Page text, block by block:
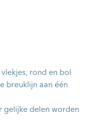
rond en bol
breuklijn aan één
gelijke delen worden